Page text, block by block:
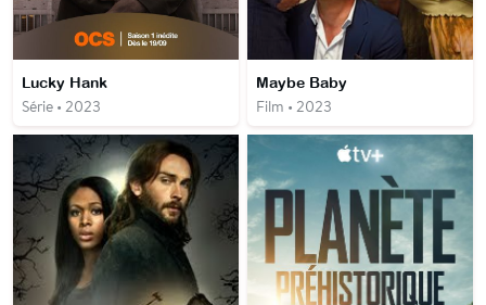
Lucky Hank
Série • 2023
Maybe Baby
Film • 2023